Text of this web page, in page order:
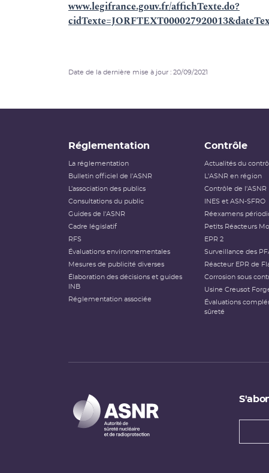
www.legifrance.gouv.fr/affichTexte.do?
Date de la dernière mise à jour : 20/09/2021
Réglementation
La réglementation
Bulletin officiel de l'ASNR
L’association des publics
Consultations du public
Guides de l'ASNR
Cadre législatif
RFS
Évaluations environnementales
Mesures de publicité diverses
Élaboration des décisions et guides
INB
Réglementation associée
Contrôle
Actualités du
L'ASNR en région
Contrôle de l'ASNR
INES et ASN-SFRO
Réexamens
Petits Réacteurs
EPR 2
Surveillance des
Réacteur EPR de
Corrosion sous
Usine Creusot
Évaluations
sûreté
Types